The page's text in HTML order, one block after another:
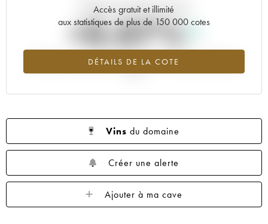
Accès gratuit et illimité
aux statistiques de plus de 150 000 cotes
DÉTAILS DE LA COTE
Tendance actuelle de la cote
+0.07%
Tendance à la hausse du millésime 2019 en 2026 par rapport à
Vins du domaine
Créer une alerte
Ajouter à ma cave